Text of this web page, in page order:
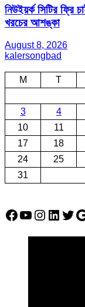
নিউইয়র্ক সিটির ফ্রি
খরচের আশঙ্কা
August 8, 2026
kalersongbad
M
T
3
4
10
11
17
18
24
25
31
Facebook
YouTube